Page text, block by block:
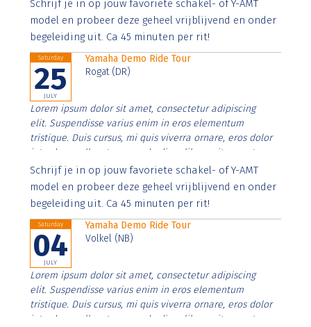
imperdiet. Nunc ut sem vitae risus tristique posuere.
Schrijf je in op jouw favoriete schakel- of Y-AMT
model en probeer deze geheel vrijblijvend en onder
begeleiding uit. Ca 45 minuten per rit!
Saturday
25
JULY
Yamaha Demo Ride Tour
Rogat (DR)
Lorem ipsum dolor sit amet, consectetur adipiscing
elit. Suspendisse varius enim in eros elementum
tristique. Duis cursus, mi quis viverra ornare, eros dolor
interdum nulla, ut commodo diam libero vitae erat.
Aenean faucibus nibh et justo cursus id rutrum lorem
imperdiet. Nunc ut sem vitae risus tristique posuere.
Schrijf je in op jouw favoriete schakel- of Y-AMT
model en probeer deze geheel vrijblijvend en onder
begeleiding uit. Ca 45 minuten per rit!
Saturday
04
JULY
Yamaha Demo Ride Tour
Volkel (NB)
Lorem ipsum dolor sit amet, consectetur adipiscing
elit. Suspendisse varius enim in eros elementum
tristique. Duis cursus, mi quis viverra ornare, eros dolor
interdum nulla, ut commodo diam libero vitae erat.